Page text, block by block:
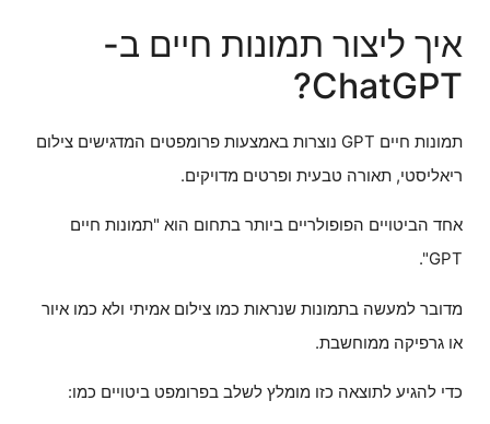
איך ליצור תמונות חיים ב-
ChatGPT?
תמונות חיים GPT נוצרות באמצעות פרומפטים המדגישים צילום
ריאליסטי, תאורה טבעית ופרטים מדויקים.
אחד הביטויים הפופולריים ביותר בתחום הוא "תמונות חיים
GPT".
מדובר למעשה בתמונות שנראות כמו צילום אמיתי ולא כמו איור
או גרפיקה ממוחשבת.
כדי להגיע לתוצאה כזו מומלץ לשלב בפרומפט ביטויים כמו: